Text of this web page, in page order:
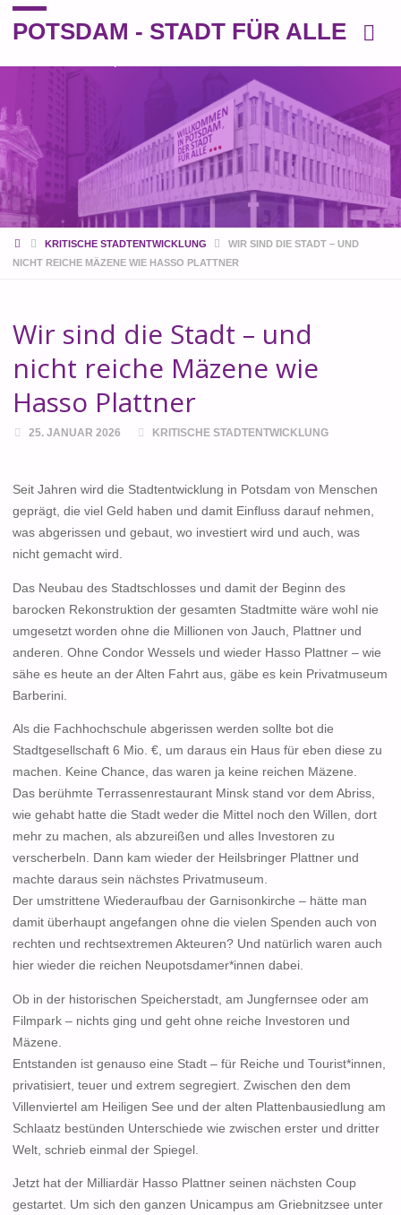
POTSDAM - STADT FÜR ALLE
STARTKRITISCHE STADTENTWICKLUNG
WIR SIND DIE STADT – UND
NICHT REICHE MÄZENE WIE HASSO PLATTNER
Wir sind die Stadt – und
nicht reiche Mäzene wie
Hasso Plattner
25. JANUAR 2026 KRITISCHE STADTENTWICKLUNG
Seit Jahren wird die Stadtentwicklung in Potsdam von Menschen
geprägt, die viel Geld haben und damit Einfluss darauf nehmen,
was abgerissen und gebaut, wo investiert wird und auch, was
nicht gemacht wird.
Das Neubau des Stadtschlosses und damit der Beginn des
barocken Rekonstruktion der gesamten Stadtmitte wäre wohl nie
umgesetzt worden ohne die Millionen von Jauch, Plattner und
anderen. Ohne Condor Wessels und wieder Hasso Plattner – wie
sähe es heute an der Alten Fahrt aus, gäbe es kein Privatmuseum
Barberini.
Als die Fachhochschule abgerissen werden sollte bot die
Stadtgesellschaft 6 Mio. €, um daraus ein Haus für eben diese zu
machen. Keine Chance, das waren ja keine reichen Mäzene.
Das berühmte Terrassenrestaurant Minsk stand vor dem Abriss,
wie gehabt hatte die Stadt weder die Mittel noch den Willen, dort
mehr zu machen, als abzureißen und alles Investoren zu
verscherbeln. Dann kam wieder der Heilsbringer Plattner und
machte daraus sein nächstes Privatmuseum.
Der umstrittene Wiederaufbau der Garnisonkirche – hätte man
damit überhaupt angefangen ohne die vielen Spenden auch von
rechten und rechtsextremen Akteuren? Und natürlich waren auch
hier wieder die reichen Neupotsdamer*innen dabei.
Ob in der historischen Speicherstadt, am Jungfernsee oder am
Filmpark – nichts ging und geht ohne reiche Investoren und
Mäzene.
Entstanden ist genauso eine Stadt – für Reiche und Tourist*innen,
privatisiert, teuer und extrem segregiert. Zwischen den dem
Villenviertel am Heiligen See und der alten Plattenbausiedlung am
Schlaatz bestünden Unterschiede wie zwischen erster und dritter
Welt, schrieb einmal der Spiegel.
Jetzt hat der Milliardär Hasso Plattner seinen nächsten Coup
gestartet. Um sich den ganzen Unicampus am Griebnitzsee unter